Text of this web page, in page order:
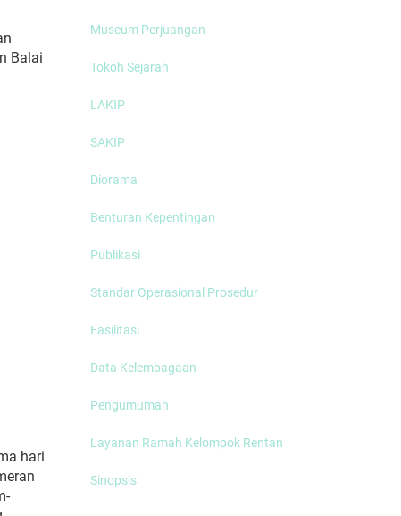
Balai
hari
Museum Perjuangan
Tokoh Sejarah
LAKIP
SAKIP
Diorama
Benturan Kepentingan
Publikasi
Standar Operasional Prosedur
Fasilitasi
Data Kelembagaan
Pengumuman
Layanan Ramah Kelompok Rentan
Sinopsis